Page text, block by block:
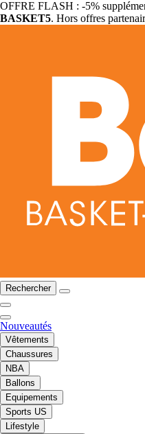
OFFRE FLASH : -5%
BASKET5. Hors offres
Rechercher
Nouveautés
Vêtements
Chaussures
NBA
Ballons
Equipements
Sports US
Lifestyle